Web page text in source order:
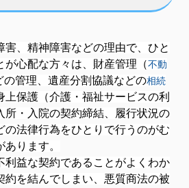
害、精神障害などの理由で、ひと
が心配な方々は、財産管理（不動
の管理、遺産分割協議などの相続
上保護（介護・福祉サービスの利
所・入院の契約締結、履行状況の
の法律行為をひとりで行うのがむ
ります。
利益な契約であることがよくわか
約を結んでしまい、悪質商法の被